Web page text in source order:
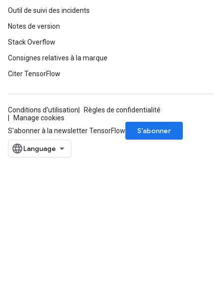
Outil de suivi des incidents
Notes de version
Stack Overflow
Consignes relatives à la marque
Citer TensorFlow
Conditions d'utilisation
Règles de confidentialité
Manage cookies
S'abonner à la newsletter TensorFlow
S’abonner